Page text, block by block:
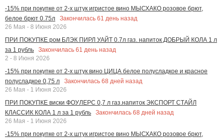
-15% при покупке от 2-х штук игристое вино МЫСХАКО розовое брют,
белое брют 0.75л
Закончилась 61 день назад
26 Мая - 8 Июня 2026
ПРИ ПОКУПКЕ ром БЛЭК ПИРЛ УАЙТ 0.7л газ. напиток ДОБРЫЙ КОЛА 1 л
за 1 рубль
Закончилась 61 день назад
2 - 8 Июня 2026
-15% при покупке от 2-х штук вино ЦИЦА белое полусладкое и красное
полусладкое 0,75 л
Закончилась 68 дней назад
26 Мая - 1 Июня 2026
ПРИ ПОКУПКЕ виски ФОУЛЕРС 0,7 л газ.напиток ЭКСПОРТ СТАЙЛ
КЛАССИК КОЛА 1 л за 1 рубль
Закончилась 68 дней назад
26 Мая - 1 Июня 2026
-15% при покупке от 2-х штук игристое вино МЫСХАКО розовое брют,